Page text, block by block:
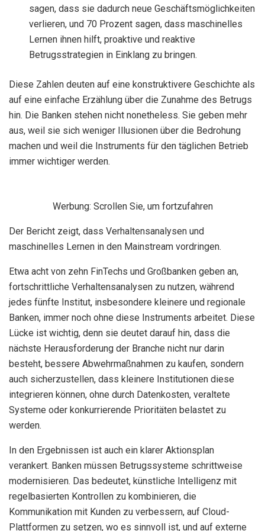
sagen, dass sie dadurch neue Geschäftsmöglichkeiten
verlieren, und 70 Prozent sagen, dass maschinelles
Lernen ihnen hilft, proaktive und reaktive
Betrugsstrategien in Einklang zu bringen.
Diese Zahlen deuten auf eine konstruktivere Geschichte als
auf eine einfache Erzählung über die Zunahme des Betrugs
hin. Die Banken stehen nicht nonetheless. Sie geben mehr
aus, weil sie sich weniger Illusionen über die Bedrohung
machen und weil die Instruments für den täglichen Betrieb
immer wichtiger werden.
Werbung: Scrollen Sie, um fortzufahren
Der Bericht zeigt, dass Verhaltensanalysen und
maschinelles Lernen in den Mainstream vordringen.
Etwa acht von zehn FinTechs und Großbanken geben an,
fortschrittliche Verhaltensanalysen zu nutzen, während
jedes fünfte Institut, insbesondere kleinere und regionale
Banken, immer noch ohne diese Instruments arbeitet. Diese
Lücke ist wichtig, denn sie deutet darauf hin, dass die
nächste Herausforderung der Branche nicht nur darin
besteht, bessere Abwehrmaßnahmen zu kaufen, sondern
auch sicherzustellen, dass kleinere Institutionen diese
integrieren können, ohne durch Datenkosten, veraltete
Systeme oder konkurrierende Prioritäten belastet zu
werden.
In den Ergebnissen ist auch ein klarer Aktionsplan
verankert. Banken müssen Betrugssysteme schrittweise
modernisieren. Das bedeutet, künstliche Intelligenz mit
regelbasierten Kontrollen zu kombinieren, die
Kommunikation mit Kunden zu verbessern, auf Cloud-
Plattformen zu setzen, wo es sinnvoll ist, und auf externe